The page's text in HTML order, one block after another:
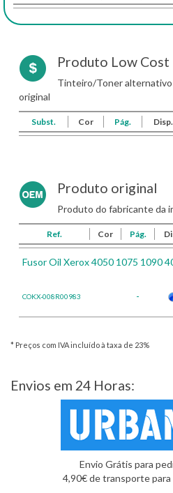
Produto Low Cost
Tinteiro/Toner
original
Subst. Cor Pág. Disp.
Produto original
Produto do fabricante da
Ref. Cor Pág.
Fusor Oil Xerox 4050 1075 1090
COKX-008R00983 -
* Preços com IVA incluído à taxa de 23%
Envios em 24 Horas:
Envio Grátis para
4,90€ de transporte